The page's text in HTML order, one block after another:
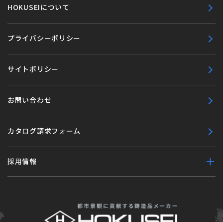
HOKUSEIについて
プライバシーポリシー
サイトポリシー
お問い合わせ
カタログ請求フォーム
採用情報